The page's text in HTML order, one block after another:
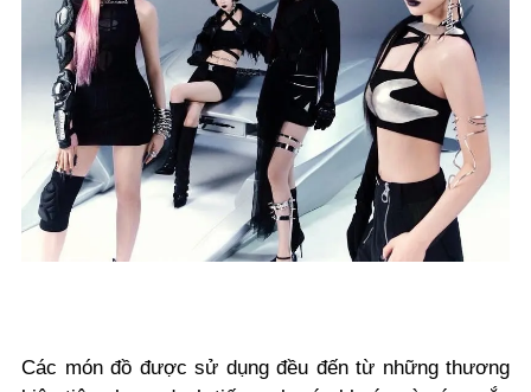
Các món đồ được sử dụng đều đến từ những thương